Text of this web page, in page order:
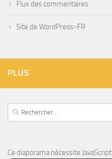
Flux des commentaires
Site de WordPress-FR
PLUS
Rechercher :
Ce diaporama nécessite JavaScript.